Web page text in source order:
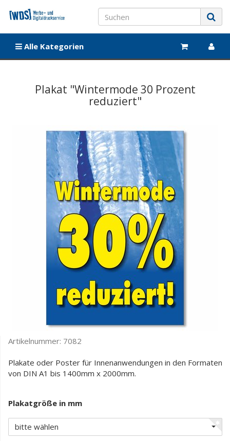
Alle Kategorien
Plakat "Wintermode 30 Prozent
reduziert"
Artikelnummer: 7082
Plakate oder Poster für Innenanwendungen in den Formaten
von DIN A1 bis 1400mm x 2000mm.
Plakatgröße in mm
bitte wählen